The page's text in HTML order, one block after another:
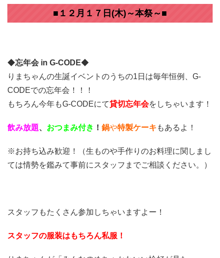
■１２月１７日(木)～本祭～■
◆忘年会 in G-CODE◆
りまちゃんの生誕イベントのうちの1日は毎年恒例、G-
CODEでの忘年会！！！
もちろん今年もG-CODEにて貸切忘年会をしちゃいます！
飲み放題、 おつまみ付き ！ 鍋や特製ケーキ もあるよ！
※お持ち込み歓迎！（生ものや手作りのお料理に関しまし
ては情勢を鑑みて事前にスタッフまでご相談ください。）
スタッフもたくさん参加しちゃいますよー！
スタッフの服装はもちろん私服！